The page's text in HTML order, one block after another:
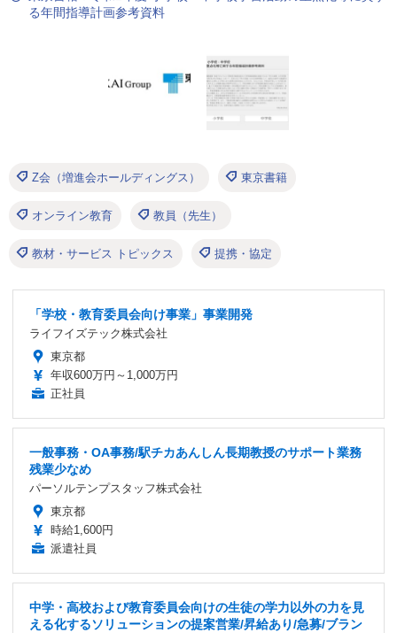
る年間指導計画参考資料
Z会（増進会ホールディングス） 東京書籍
オンライン教育 教員（先生）
教材・サービス トピックス 提携・協定
「学校・教育委員会向け事業」事業開発
ライフイズテック株式会社
東京都
年収600万円～1,000万円
正社員
一般事務・OA事務/駅チカあんしん長期教授のサポート業務
残業少なめ
パーソルテンプスタッフ株式会社
東京都
時給1,600円
派遣社員
中学・高校および教育委員会向けの生徒の学力以外の力を見
える化するソリューションの提案営業/昇給あり/急募/ブラン